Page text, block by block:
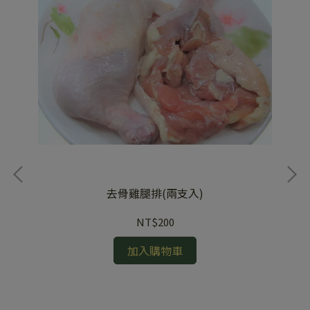
去骨雞腿排(兩支入)
NT$200
加入購物車